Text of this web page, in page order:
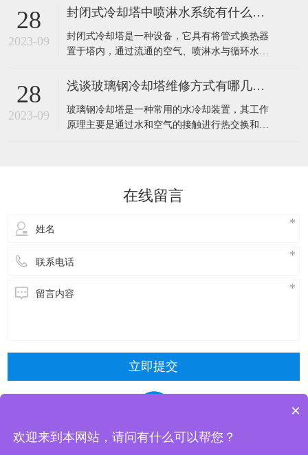
触，使水冷器内热水的热量迅速传递到填料中，
再通过风机将热空气排出室外，完成热量的转
移，达到冷却效果。​不锈钢冷却塔的工作效率主
要可以通过以下几个方面来提高：1、采用高效的
28
2023-09
封闭式冷却塔中喷淋水系统有什么作用？
​封闭式冷却塔是一种设备，它具有将管式换热器
置于塔内，通过流通的空气、喷淋水与循环水的
其能够保证水质不受污染，很好的保护了主设备
时，可以停掉喷淋水系统，起到节水效果。​封闭
式冷却塔中的喷淋水系统主要有以下作用：增强
28
2023-09
浅谈玻璃钢冷却塔维修方式有哪几种？
​玻璃钢冷却塔是一种常用的水冷却装置，其工作
原理主要是通过水和空气的接触进行热交换和质
修：风机是冷却塔的核心部件，需要进行定期的
检查和维护。具体步骤包括关闭电源，停止使
在线留言
立即提交
东莞市清风冷却设备有限公司 版权所有
×
欢迎来到本网站，请问有什么可以帮您？